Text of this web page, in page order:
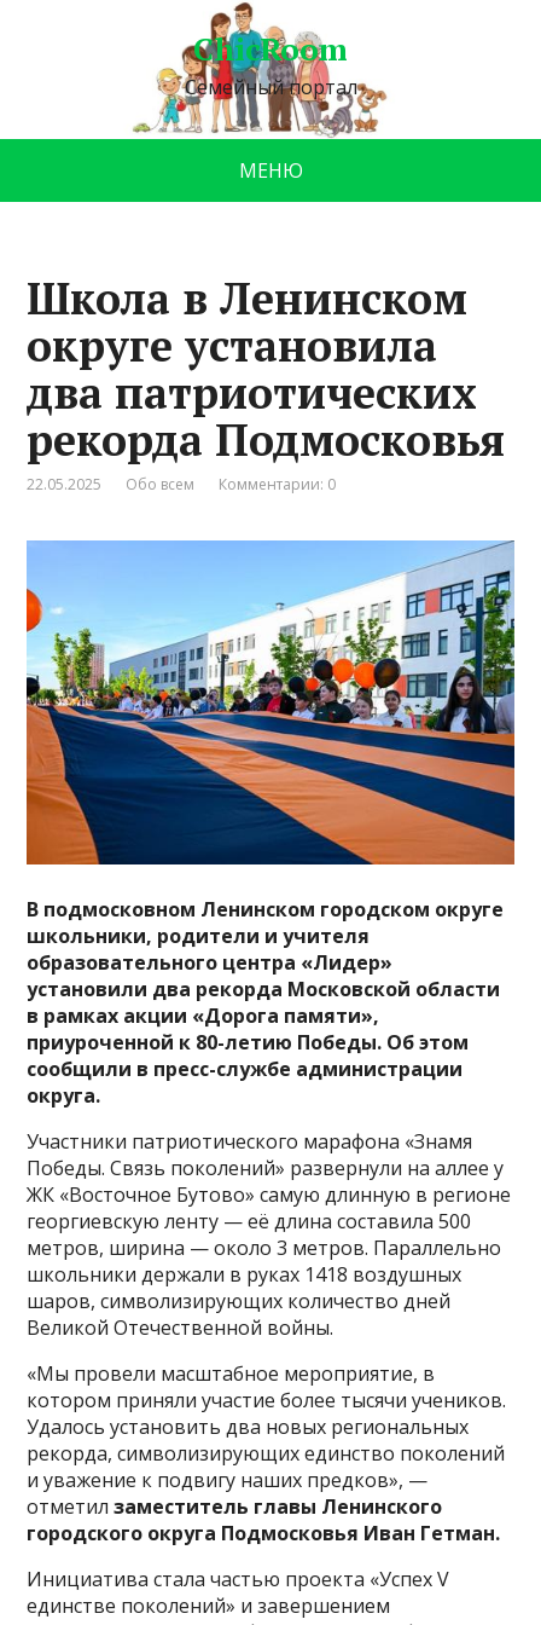
ChicRoom
Семейный портал
МЕНЮ
Школа в Ленинском
округе установила
два патриотических
рекорда Подмосковья
22.05.2025 Обо всем Комментарии: 0
В подмосковном Ленинском городском округе
школьники, родители и учителя
образовательного центра «Лидер»
установили два рекорда Московской области
в рамках акции «Дорога памяти»,
приуроченной к 80-летию Победы. Об этом
сообщили в пресс-службе администрации
округа.
Участники патриотического марафона «Знамя
Победы. Связь поколений» развернули на аллее у
ЖК «Восточное Бутово» самую длинную в регионе
георгиевскую ленту — её длина составила 500
метров, ширина — около 3 метров. Параллельно
школьники держали в руках 1418 воздушных
шаров, символизирующих количество дней
Великой Отечественной войны.
«Мы провели масштабное мероприятие, в
котором приняли участие более тысячи учеников.
Удалось установить два новых региональных
рекорда, символизирующих единство поколений
и уважение к подвигу наших предков», —
отметилзаместитель главы Ленинского
городского округа Подмосковья Иван Гетман.
Инициатива стала частью проекта «Успех V
единстве поколений» и завершением